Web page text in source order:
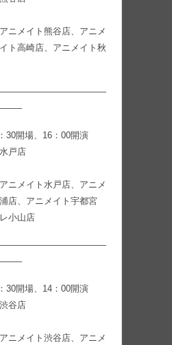
ニメイト熊谷店、アニメ
ト高崎店、アニメイト秋
開場、16：00開演
戸店
ニメイト水戸店、アニメ
店、アニメイト宇都宮
小山店
開場、14：00開演
谷店
ニメイト渋谷店、アニメ